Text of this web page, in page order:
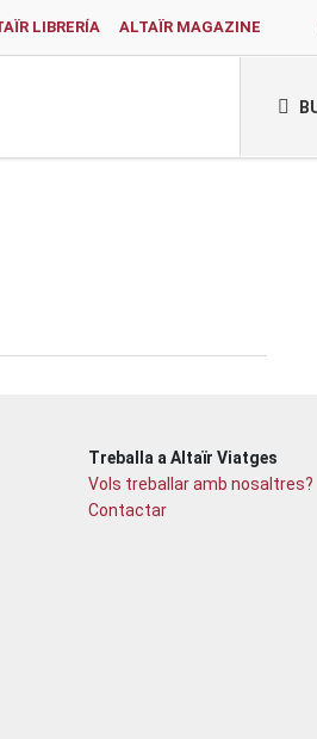
LIBRERÍA ALTAÏR MAGAZINE
Treballa a Altaïr Viatges
Vols treballar amb nosaltres?
Contactar